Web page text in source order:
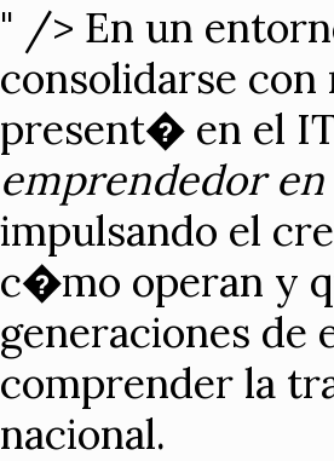
" /> En un
consolidarse
present� en el
emprendedor
impulsando el
c�mo operan y
generaciones de
comprender la
nacional.